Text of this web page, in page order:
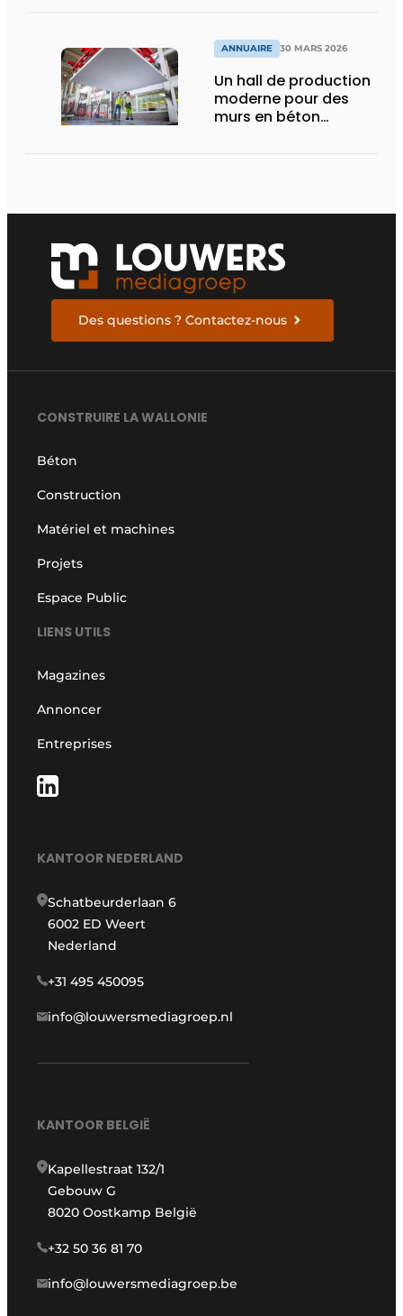
ANNUAIRE 30 MARS 2026
Un hall de production
moderne pour des
murs en béton
Des questions ? Contactez-nous
CONSTRUIRE LA WALLONIE
Béton
Construction
Matériel et machines
Projets
Espace Public
LIENS UTILS
Magazines
Annoncer
Entreprises
KANTOOR NEDERLAND
Schatbeurderlaan 6
6002 ED Weert
Nederland
+31 495 450095
info@louwersmediagroep.nl
KANTOOR BELGIË
Kapellestraat 132/1
Gebouw G
8020 Oostkamp België
+32 50 36 81 70
info@louwersmediagroep.be